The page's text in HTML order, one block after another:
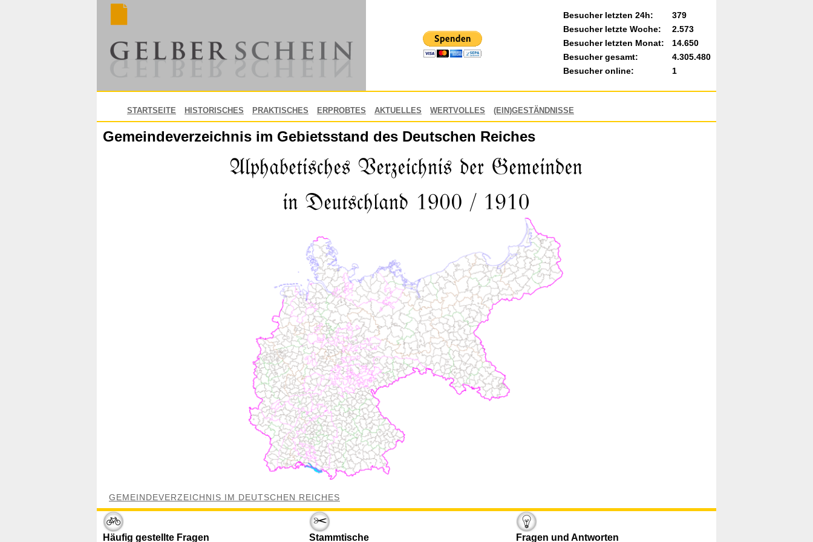
Besucher letzten 24h:
379
Besucher letzte Woche:
2.573
Besucher letzten Monat:
14.650
Besucher gesamt:
4.305.480
Besucher online:
1
STARTSEITE HISTORISCHES PRAKTISCHES ERPROBTES AKTUELLES WERTVOLLES (EIN)GESTÄNDNISSE
Gemeindeverzeichnis im Gebietsstand des Deutschen Reiches
GEMEINDEVERZEICHNIS IM DEUTSCHEN REICHES
Häufig gestellte Fragen Stammtische Fragen und Antworten